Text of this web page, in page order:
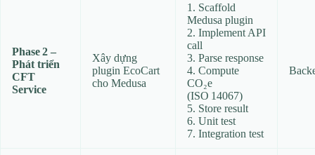
Phase 2 –
Phát triển
CFT
Service
Xây dựng
plugin EcoCart
cho Medusa
1. Scaffold
Medusa plugin
2. Implement API
call
3. Parse response
4. Compute
CO₂e
(ISO 14067)
5. Store result
6. Unit test
7. Integration test